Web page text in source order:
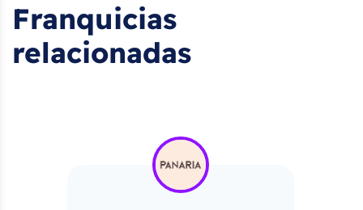
Franquicias
relacionadas